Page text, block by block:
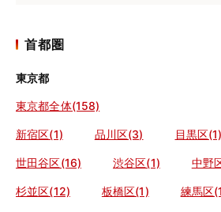
首都圏
東京都
東京都全体(158)
新宿区(1) 品川区(3) 目黒区(1)
世田谷区(16) 渋谷区(1) 中野
杉並区(12) 板橋区(1) 練馬区